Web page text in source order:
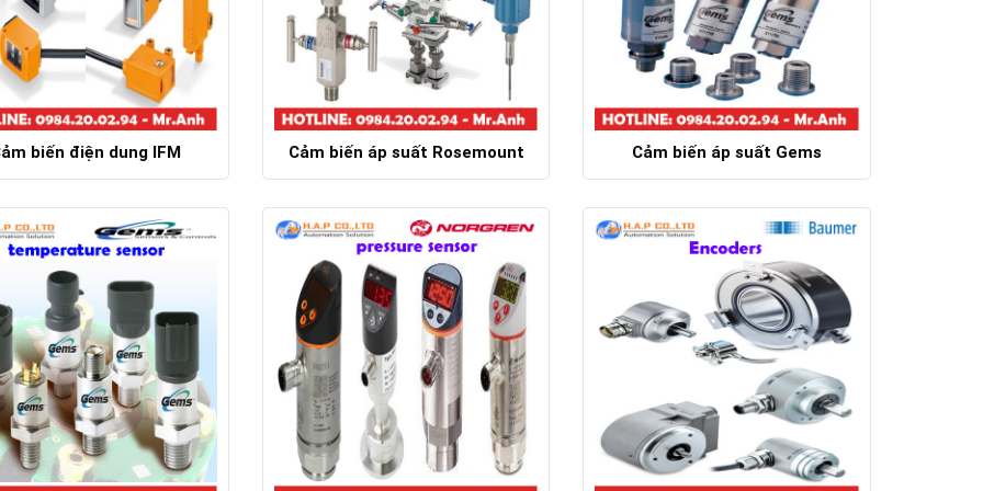
biến điện dung IFM
Chi tiết
Cảm biến áp suất Rosemount
Chi tiết
Cảm biến áp suất Gems